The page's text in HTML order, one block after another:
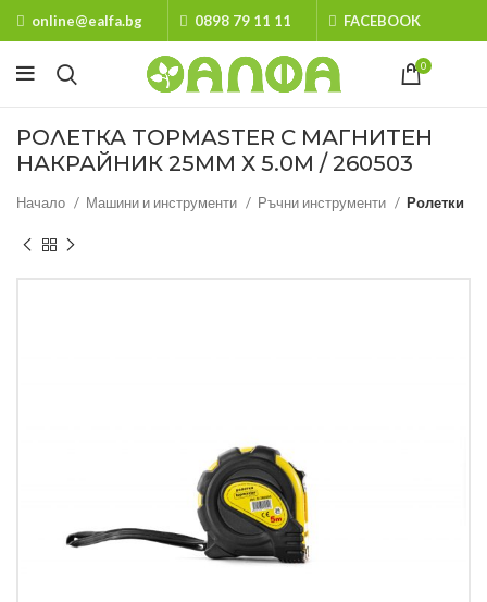
online@ealfa.bg 0898 79 11 11 FACEBOOK
0
РОЛЕТКА TOPMASTER С МАГНИТЕН
НАКРАЙНИК 25MM Х 5.0M / 260503
Начало Машини и инструменти Ръчни инструменти Ролетки